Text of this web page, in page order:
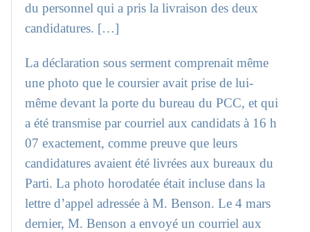
du personnel qui a pris la livraison des deux
candidatures. […]
La déclaration sous serment comprenait même
une photo que le coursier avait prise de lui-
même devant la porte du bureau du PCC, et qui
a été transmise par courriel aux candidats à 16 h
07 exactement, comme preuve que leurs
candidatures avaient été livrées aux bureaux du
Parti. La photo horodatée était incluse dans la
lettre d’appel adressée à M. Benson. Le 4 mars
dernier, M. Benson a envoyé un courriel aux